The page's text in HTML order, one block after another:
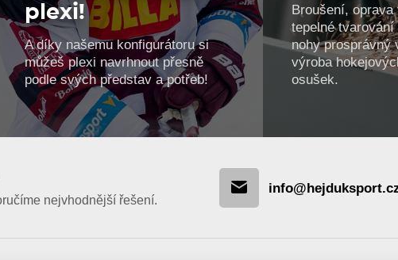
plexi!
A díky našemu konfigurátoru si
můžeš plexi navrhnout přesně
podle svých představ a potřeb!
Broušení,
tepelné
nohy prosprávný
výroba
osušek.
nejvhodnější řešení.